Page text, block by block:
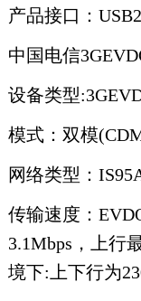
产品接口：
中国电信
设备类型
模式：双模
网络类型：
传输速度：
3.1Mbps，上行
境下:上下行为